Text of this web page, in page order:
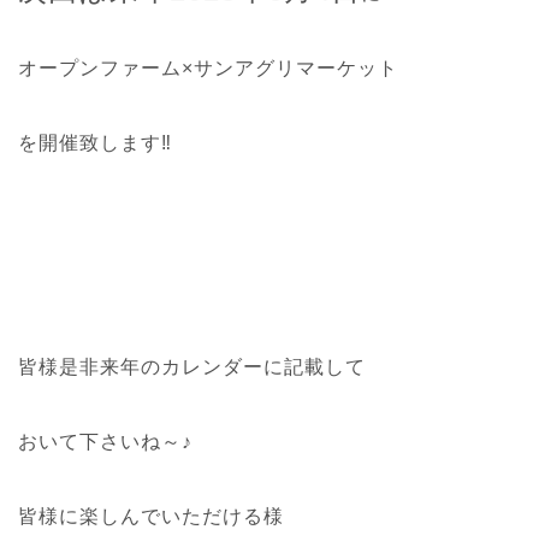
オープンファーム×サンアグリマーケット
を開催致します‼
皆様是非来年のカレンダーに記載して
おいて下さいね～♪
皆様に楽しんでいただける様